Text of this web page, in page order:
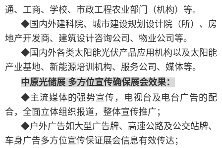
通、工商、学校、市政工程农业部门（机构）等。
◆国内外建科院、城市建设规划设计院（所）、房
地产开发商、建筑设计咨询公司、物业公司等。
◆国内外各类太阳能光伏产品应用机构以及太阳能
产业基地、新能源培训机构、服务公司、媒体等。
中原光储展 多方位宣传确保展会效果：
◆主流媒体的强势宣传，电视台及电台广告的配
合，全面立体组织报道，整体宣传推广；
◆户外广告如大型广告牌、高速公路及公交站牌、
车身广告多方位宣传保证展会信息有效传达；